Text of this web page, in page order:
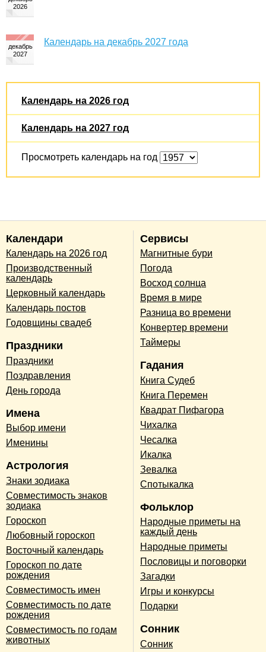
Календарь на декабрь 2027 года
Календарь на 2026 год
Календарь на 2027 год
Просмотреть календарь на год
Календари
Календарь на 2026 год
Производственный
календарь
Церковный календарь
Календарь постов
Годовщины свадеб
Праздники
Праздники
Поздравления
День города
Имена
Выбор имени
Именины
Астрология
Знаки зодиака
Совместимость знаков
зодиака
Гороскоп
Любовный гороскоп
Восточный календарь
Гороскоп по дате
рождения
Совместимость имен
Совместимость по дате
рождения
Совместимость по годам
животных
Сервисы
Магнитные бури
Погода
Восход солнца
Время в мире
Разница во времени
Конвертер времени
Таймеры
Гадания
Книга Судеб
Книга Перемен
Квадрат Пифагора
Чихалка
Чесалка
Икалка
Зевалка
Спотыкалка
Фольклор
Народные приметы на
каждый день
Народные приметы
Пословицы и поговорки
Загадки
Игры и конкурсы
Подарки
Сонник
Сонник